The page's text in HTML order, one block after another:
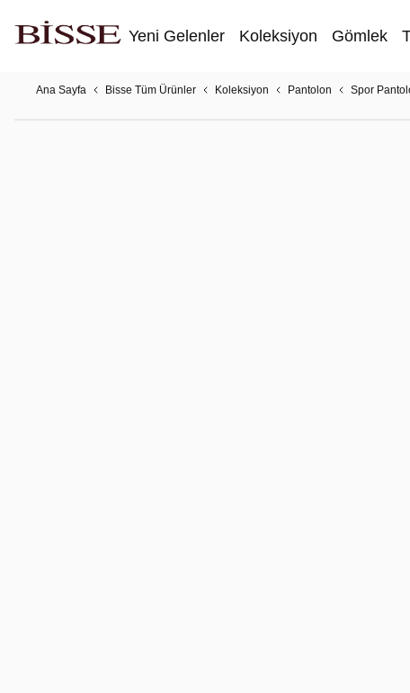
Yeni Gelenler Koleksiyon Gömlek
Ana Sayfa Bisse Tüm Ürünler Koleksiyon Pantolon Spor